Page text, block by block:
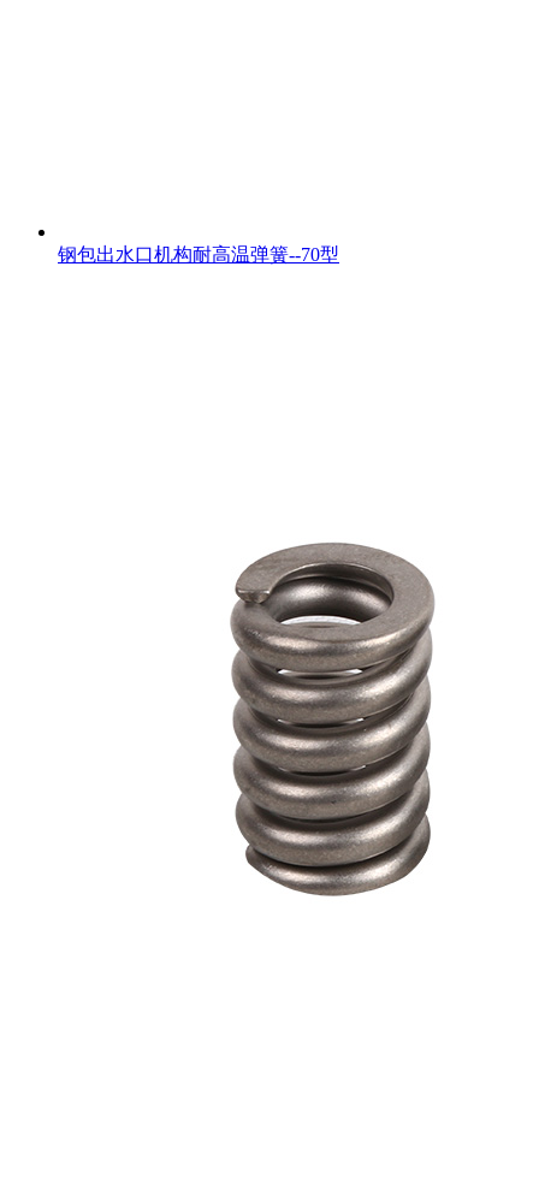
钢包出水口机构耐高温弹簧--70型